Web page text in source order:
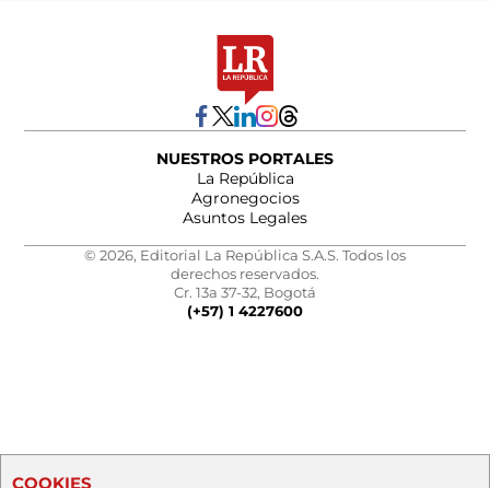
NUESTROS PORTALES
La República
Agronegocios
Asuntos Legales
© 2026, Editorial La República S.A.S. Todos los
derechos reservados.
Cr. 13a 37-32, Bogotá
(+57) 1 4227600
COOKIES